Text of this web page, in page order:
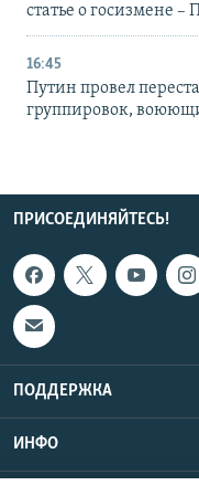
статье о госизмене –
16:45
Путин провел
группировок,
ПРИСОЕДИНЯЙТЕСЬ!
ПОДДЕРЖКА
ИНФО